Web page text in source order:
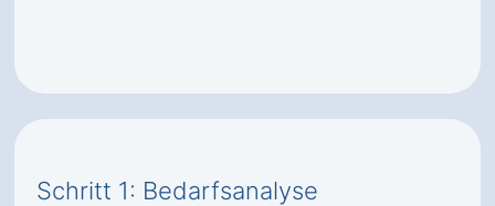
Schritt 1: Bedarfsanalyse